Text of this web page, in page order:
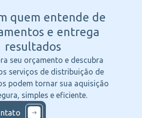
quem entende de
e entrega
resultados
seu orçamento e descubra
serviços de distribuição de
podem tornar sua aquisição
simples e eficiente.